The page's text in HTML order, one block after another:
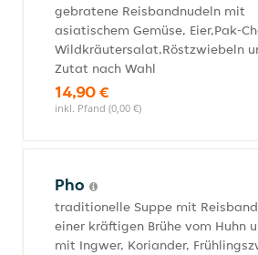
gebratene Reisbandnudeln mit
asiatischem Gemüse, Eier,Pak-
Wildkräutersalat,Röstzwiebeln
Zutat nach Wahl
14,90 €
inkl. Pfand (0,00 €)
Pho
traditionelle Suppe mit
einer kräftigen Brühe vom Huhn
mit Ingwer, Koriander,